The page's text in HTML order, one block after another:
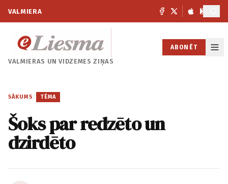
VALMIERA
VALMIERAS UNVIDZEMES ZIŅAS
ABONĒT
SĀKUMS / TĒMA
Šoks par redzēto un
dzirdēto